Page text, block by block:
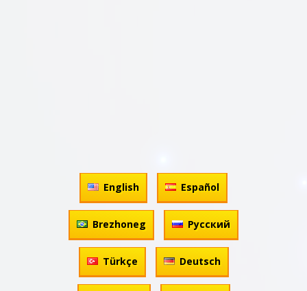
English Español
Brezhoneg Русский
Türkçe Deutsch